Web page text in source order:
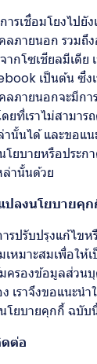
ารเชื่อมโยงไปยั
ภายนอก รวมถึ
กโซเชียลมีเดีย
เป็นต้น ซึ่ง
ลภายนอกจะมีก
ยที่เราไม่สามาร
นั้นได้ และขอแน
ยบายหรือประก
านั้นด้วย
ปลงนโยบายคุก
รปรับปรุงแก้ไขห
หมาะสมเพื่อให้
ครองข้อมูลส่วน
เราจึงขอแนะนำ
ยบายคุกกี้ ฉบับนี้
ดต่อ